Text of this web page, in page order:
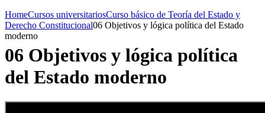
HomeCursos universitariosCurso básico de Teoría del Estado y
Derecho Constitucional06 Objetivos y lógica política del Estado
moderno
06 Objetivos y lógica política
del Estado moderno